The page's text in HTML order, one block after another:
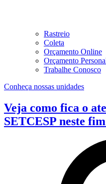
Rastreio
Coleta
Orçamento Online
Orçamento
Trabalhe Conosco
Conheça nossas unidades
Veja como fica o
SETCESP neste